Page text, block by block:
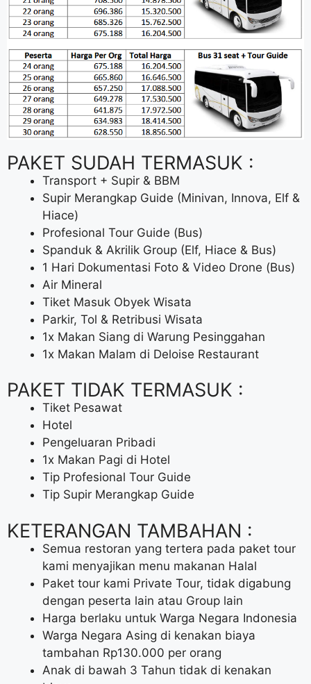
PAKET SUDAH TERMASUK :
Transport + Supir & BBM
Supir Merangkap Guide (Minivan, Innova, Elf &
Hiace)
Profesional Tour Guide (Bus)
Spanduk & Akrilik Group (Elf, Hiace & Bus)
1 Hari Dokumentasi Foto & Video Drone (Bus)
Air Mineral
Tiket Masuk Obyek Wisata
Parkir, Tol & Retribusi Wisata
1x Makan Siang di Warung Pesinggahan
1x Makan Malam di Deloise Restaurant
PAKET TIDAK TERMASUK :
Tiket Pesawat
Hotel
Pengeluaran Pribadi
1x Makan Pagi di Hotel
Tip Profesional Tour Guide
Tip Supir Merangkap Guide
KETERANGAN TAMBAHAN :
Semua restoran yang tertera pada paket tour
kami menyajikan menu makanan Halal
Paket tour kami Private Tour, tidak digabung
dengan peserta lain atau Group lain
Harga berlaku untuk Warga Negara Indonesia
Warga Negara Asing di kenakan biaya
tambahan Rp130.000 per orang
Anak di bawah 3 Tahun tidak di kenakan